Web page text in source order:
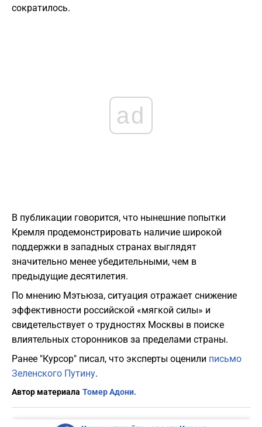
сократилось.
ad
В публикации говорится, что нынешние попытки
Кремля продемонстрировать наличие широкой
поддержки в западных странах выглядят
значительно менее убедительными, чем в
предыдущие десятилетия.
По мнению Мэтьюза, ситуация отражает снижение
эффективности российской «мягкой силы» и
свидетельствует о трудностях Москвы в поиске
влиятельных сторонников за пределами страны.
Ранее "Курсор" писал, что эксперты оценили письмо
Зеленского Путину.
Автор материала Томер Адони.